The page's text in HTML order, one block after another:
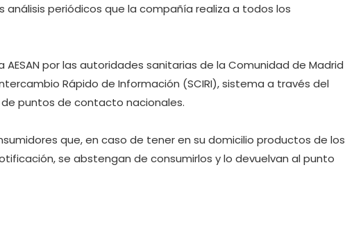
periódicos que la compañía realiza a todos los
por las autoridades sanitarias de la Comunidad de Madrid
Rápido de Información (SCIRI), sistema a través del
puntos de contacto nacionales.
que, en caso de tener en su domicilio productos de los
se abstengan de consumirlos y lo devuelvan al punto